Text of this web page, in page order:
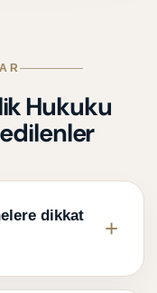
Hukuku
dikkat